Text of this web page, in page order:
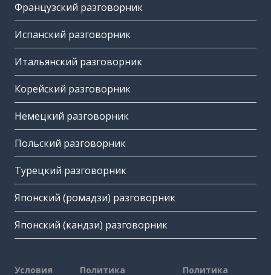
Французский разговорник
Испанский разговорник
Итальянский разговорник
Корейский разговорник
Немецкий разговорник
Польский разговорник
Турецкий разговорник
Японский (ромадзи) разговорник
Японский (кандзи) разговорник
Условия Политика Политика